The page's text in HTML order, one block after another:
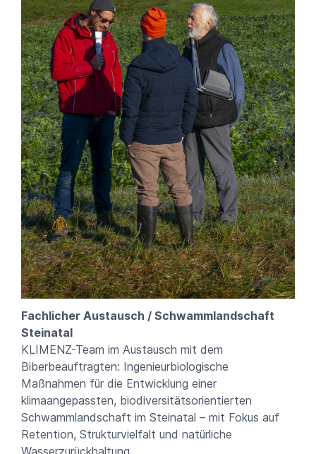
Fachlicher Austausch / Schwammlandschaft
Steinatal
KLIMENZ-Team im Austausch mit dem
Biberbeauftragten: Ingenieurbiologische
Maßnahmen für die Entwicklung einer
klimaangepassten, biodiversitätsorientierten
Schwammlandschaft im Steinatal – mit Fokus auf
Retention, Strukturvielfalt und natürliche